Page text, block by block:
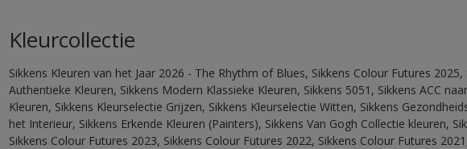
Kleurcollectie
Sikkens Kleuren van het Jaar 2026 - The Rhythm of Blues, Sikkens Colour Futures 2025,
Authentieke Kleuren, Sikkens Modern Klassieke Kleuren, Sikkens 5051, Sikkens ACC
Kleuren, Sikkens Kleurselectie Grijzen, Sikkens Kleurselectie Witten, Sikkens
het Interieur, Sikkens Erkende Kleuren (Painters), Sikkens Van Gogh Collectie kleuren,
Sikkens Colour Futures 2023, Sikkens Colour Futures 2022, Sikkens Colour Futures